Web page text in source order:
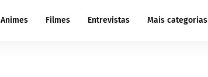
Animes Filmes Entrevistas Mais categorias